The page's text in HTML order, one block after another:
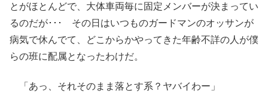
とがほとんどで、大体車両毎に固定メンバーが決まってい
るのだが･･･ その日はいつものガードマンのオッサンが
病気で休んでて、どこからかやってきた年齢不詳の人が僕
らの班に配属となったわけだ。
「あっ、それそのまま落とす系？ヤバイわー」